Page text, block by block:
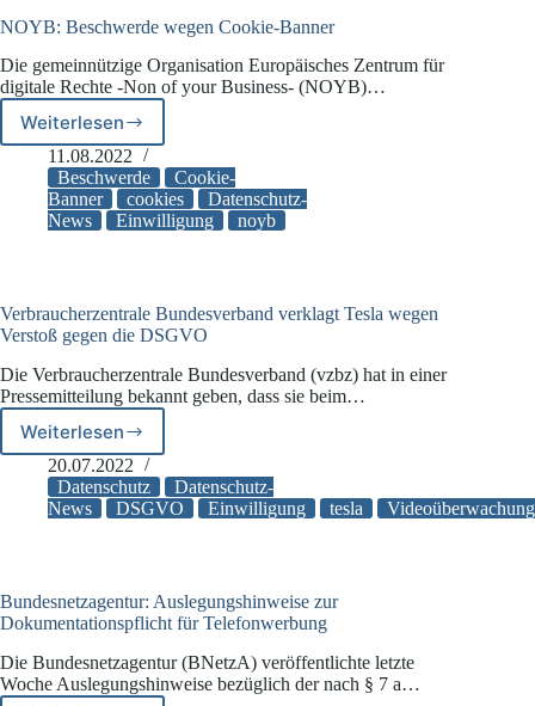
NOYB: Beschwerde wegen Cookie-Banner
Die gemeinnützige Organisation Europäisches Zentrum für
digitale Rechte -Non of your Business- (NOYB)…
Weiterlesen
NOYB:
Beschwerde
wegen
Cookie-
Banner
11.08.2022
Beschwerde
Cookie-
Banner
cookies
Datenschutz-
News
Einwilligung noyb
Verbraucherzentrale Bundesverband verklagt Tesla wegen
Verstoß gegen die DSGVO
Die Verbraucherzentrale Bundesverband (vzbz) hat in einer
Pressemitteilung bekannt geben, dass sie beim…
WeiterlesenVerbraucherzentrale
Bundesverband
verklagt
Tesla
die
DSGVO
20.07.2022
Datenschutz
Datenschutz-
News
DSGVO Einwilligung tesla Videoüberwachung
Bundesnetzagentur: Auslegungshinweise zur
Dokumentationspflicht für Telefonwerbung
Die Bundesnetzagentur (BNetzA) veröffentlichte letzte
Woche Auslegungshinweise bezüglich der nach § 7 a…